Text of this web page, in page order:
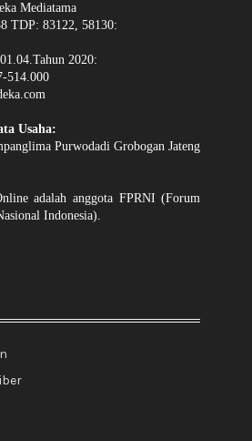
Mediatama
TDP: 83122, 58130:
2020:
514.000
Usaha:
Purwodadi Grobogan Jateng
adalah anggota FPRNI (Forum
Indonesia).